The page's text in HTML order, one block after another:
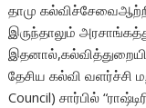
தாமு
இருந்தாலும்
தேசிய கல்வி வளர்ச்சி
Council) சார்பில்